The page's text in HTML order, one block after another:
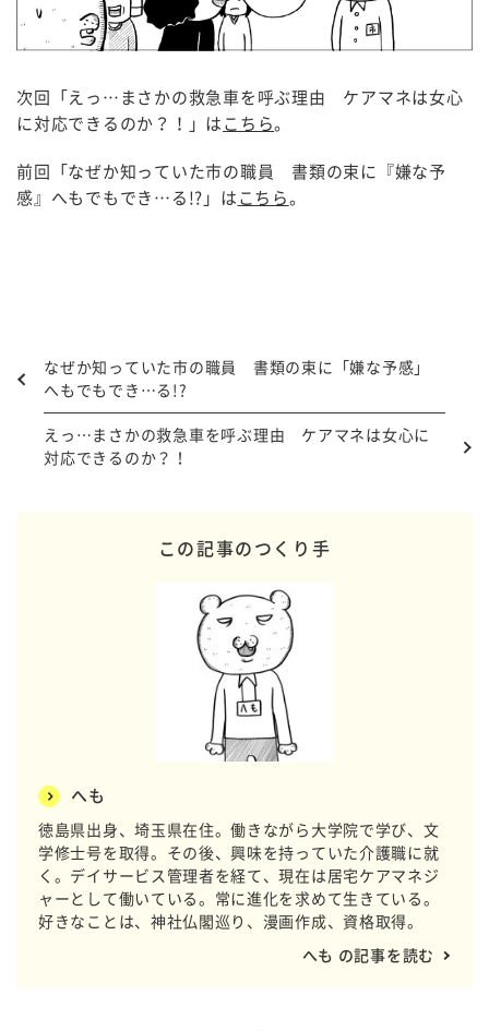
次回「えっ…まさかの救急車を呼ぶ理由 ケアマネは女心
に対応できるのか？！」はこちら。
前回「なぜか知っていた市の職員 書類の束に『嫌な予
感』へもでもでき…る!?」はこちら。
なぜか知っていた市の職員 書類の束に「嫌な予感」
へもでもでき…る!?
えっ…まさかの救急車を呼ぶ理由 ケアマネは女心に
対応できるのか？！
この記事のつくり手
へも
徳島県出身、埼玉県在住。働きながら大学院で学び、文
学修士号を取得。その後、興味を持っていた介護職に就
く。デイサービス管理者を経て、現在は居宅ケアマネジ
ャーとして働いている。常に進化を求めて生きている。
好きなことは、神社仏閣巡り、漫画作成、資格取得。
へも の記事を読む